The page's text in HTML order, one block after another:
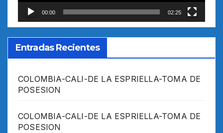
00:00 02:25
Entradas Recientes
COLOMBIA-CALI-DE LA ESPRIELLA-TOMA DE
POSESION
COLOMBIA-CALI-DE LA ESPRIELLA-TOMA DE
POSESION